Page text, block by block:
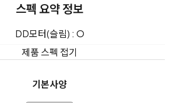
스펙 요약 정보
DD모터(슬림) : O
제품 스펙 접기
기본사양